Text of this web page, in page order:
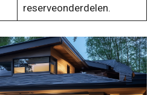
reserveonderdelen.